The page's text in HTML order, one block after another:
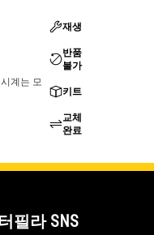
계는 모
재생
반품
불가
키트
교체
완료
필라 SNS